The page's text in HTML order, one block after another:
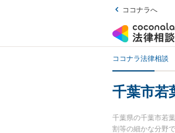
ココナラへ
ココナラ法律相談
千葉市若
千葉県の千葉市若
割等の細かな分野